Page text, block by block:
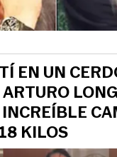
EN UN
KILOS